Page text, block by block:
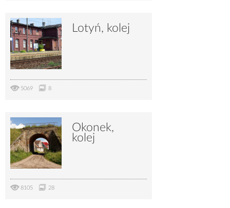
Lotyń, kolej
5069 8
Okonek,
kolej
8105 28